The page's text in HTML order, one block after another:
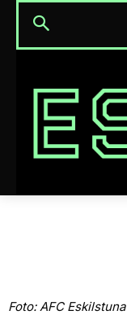
Foto: AFC Eskilstuna